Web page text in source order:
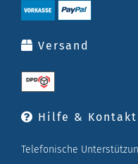
Versand
Hilfe & Kontakt
Telefonische